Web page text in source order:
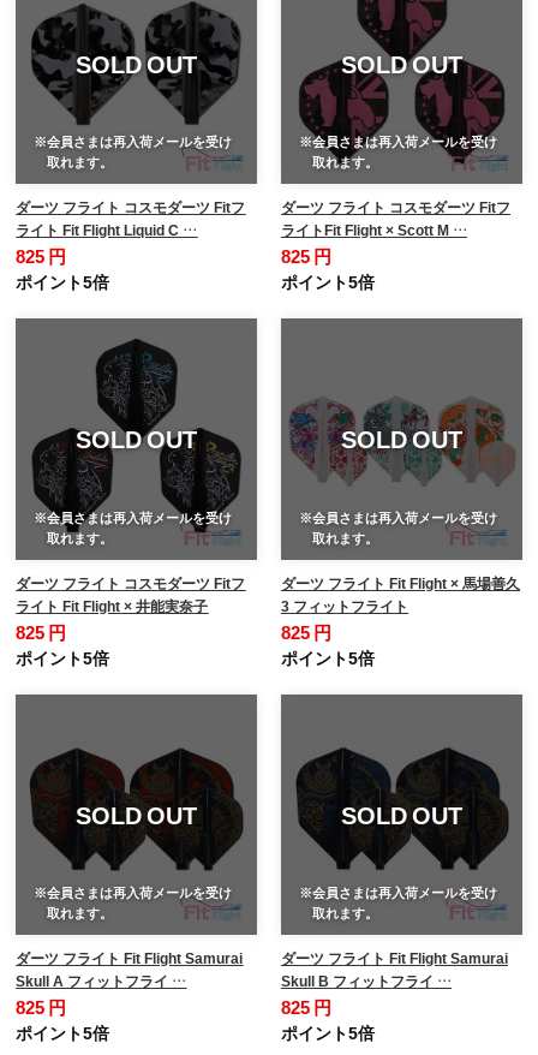
SOLD OUT
※会員さまは再入荷メールを受け
取れます。
ダーツ フライト コスモダーツ Fitフ
ライト Fit Flight Liquid C …
825 円
ポイント5倍
SOLD OUT
※会員さまは再入荷メールを受け
取れます。
ダーツ フライト コスモダーツ Fitフ
ライトFit Flight × Scott M …
825 円
ポイント5倍
SOLD OUT
※会員さまは再入荷メールを受け
取れます。
ダーツ フライト コスモダーツ Fitフ
ライト Fit Flight × 井能実奈子
825 円
ポイント5倍
SOLD OUT
※会員さまは再入荷メールを受け
取れます。
ダーツ フライト Fit Flight × 馬場善久
3 フィットフライト
825 円
ポイント5倍
SOLD OUT
※会員さまは再入荷メールを受け
取れます。
ダーツ フライト Fit Flight Samurai
Skull A フィットフライ …
825 円
ポイント5倍
SOLD OUT
※会員さまは再入荷メールを受け
取れます。
ダーツ フライト Fit Flight Samurai
Skull B フィットフライ …
825 円
ポイント5倍